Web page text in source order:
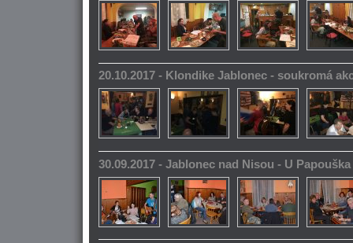
20.10.2017 - Klondike Jablonec - soukromá
30.09.2017 - Jablonec nad Nisou - U